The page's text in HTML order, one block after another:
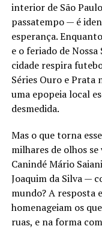
interior de São
passatempo — é
esperança.
e o feriado de
cidade respira
Séries Ouro e Prata
uma epopeia local
desmedida.
Mas o que torna
milhares de olhos
Canindé Mário
Joaquim da Silva —
mundo? A resposta
homenageiam os
ruas, e na forma